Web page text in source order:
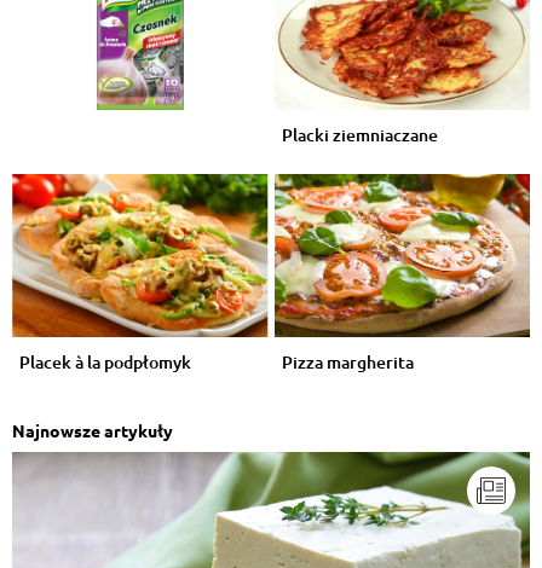
Placki ziemniaczane
Placek à la podpłomyk Pizza margherita
Najnowsze artykuły